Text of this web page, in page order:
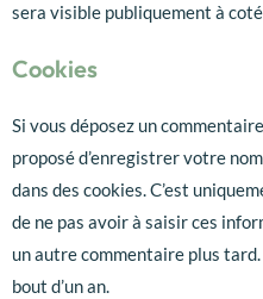
sera visible publiquement à
Cookies
Si vous déposez un
proposé d’enregistrer votre
dans des cookies. C’est
de ne pas avoir à saisir ces
un autre commentaire plus
bout d’un an.